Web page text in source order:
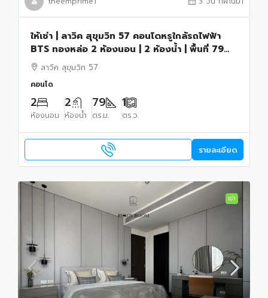
ให้เช่า | ลาวิค สุขุมวิท 57 คอนโดหรูใกล้รถไฟฟ้า
BTS ทองหล่อ 2 ห้องนอน | 2 ห้องน้ำ | พื้นที่ 79
ตารางเมตร
ลาวีค สุขุมวิท 57
คอนโด
2
ห้องนอน
2
ห้องน้ำ
79
ตร.ม.
1
ตร.ว.
รายละเอียด
เช่า